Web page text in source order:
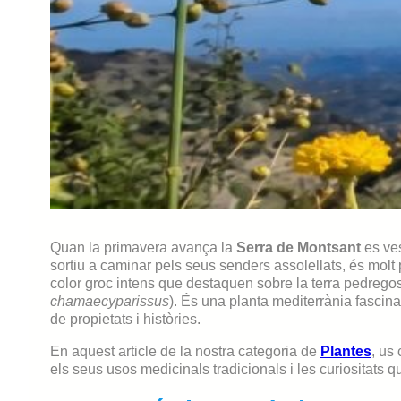
Quan la primavera avança la Serra de Montsant es
sortiu a caminar pels seus senders assolellats, és
color groc intens que destaquen sobre la terra
chamaecyparissus). És una planta mediterrània
de propietats i històries.
En aquest article de la nostra categoria de Plantes, us
els seus usos medicinals tradicionals i les curiositats